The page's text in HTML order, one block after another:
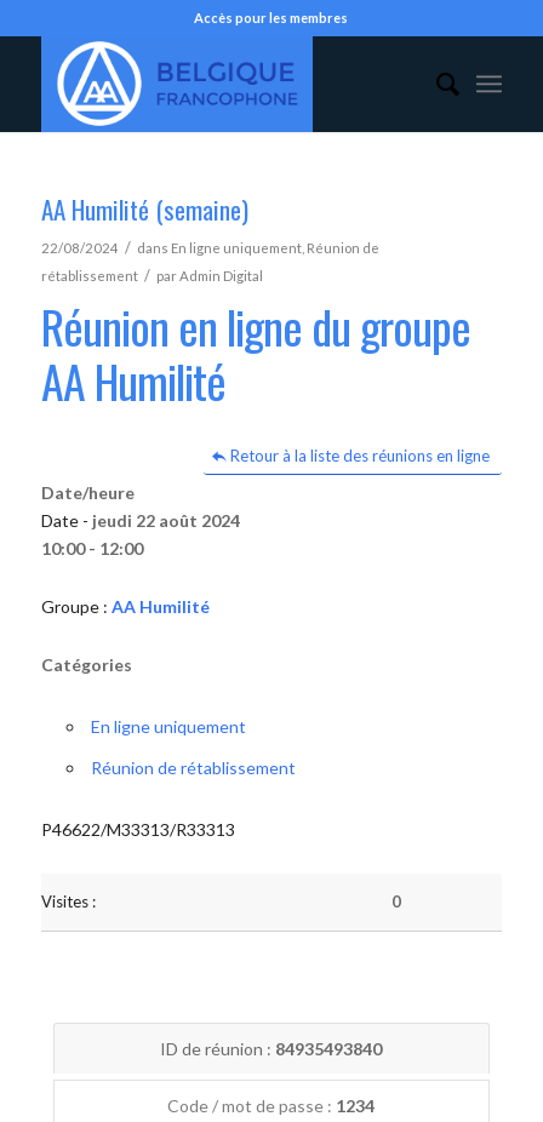
Accès pour les membres
AA Humilité (semaine)
22/08/2024 / dans En ligne uniquement, Réunion de
rétablissement / parAdmin Digital
Réunion en ligne du groupe
AA Humilité
Retour à la liste des réunions en ligne
Date/heure
Date - jeudi 22 août 2024
10:00 - 12:00
Groupe : AA Humilité
Catégories
En ligne uniquement
Réunion de rétablissement
P46622/M33313/R33313
Visites : 0
ID de réunion : 84935493840
Code / mot de passe : 1234